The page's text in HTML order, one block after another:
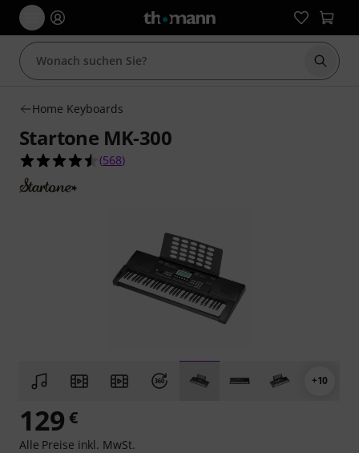
Suche
Home Keyboards
Startone MK-300
4.5 von 5 Sternen aus 568 Kundenbewertungen
(568)
+10
129 €
Alle Preise inkl. MwSt.